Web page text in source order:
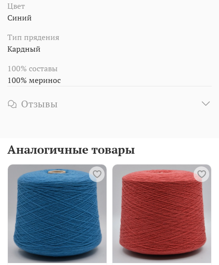
Цвет
Синий
Тип прядения
Кардный
100% составы
100% меринос
Отзывы
Аналогичные товары